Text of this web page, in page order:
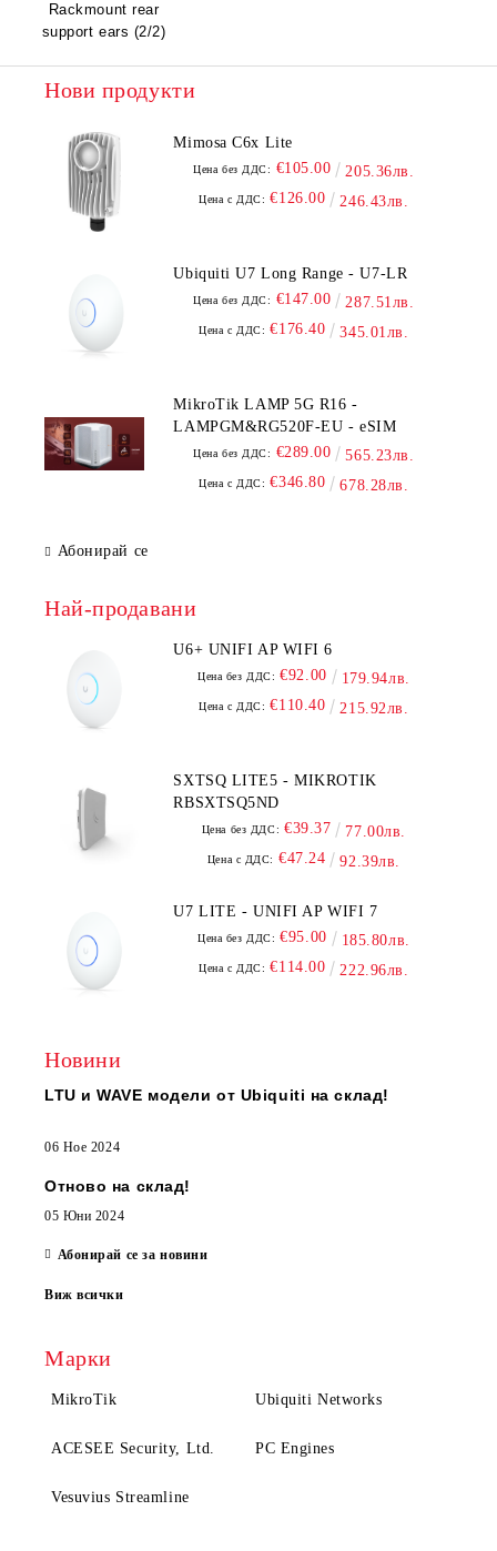
Rackmount rear
support ears (2/2)
Нови продукти
Mimosa C6x Lite
Цена без ДДС: €105.00 205.36лв.
Цена с ДДС: €126.00 246.43лв.
Ubiquiti U7 Long Range - U7-LR
Цена без ДДС: €147.00 287.51лв.
Цена с ДДС: €176.40 345.01лв.
MikroTik LAMP 5G R16 -
LAMPGM&RG520F-EU - eSIM
Цена без ДДС: €289.00 565.23лв.
Цена с ДДС: €346.80 678.28лв.
Абонирай се
Най-продавани
U6+ UNIFI AP WIFI 6
Цена без ДДС: €92.00 179.94лв.
Цена с ДДС: €110.40 215.92лв.
SXTSQ LITE5 - MIKROTIK
RBSXTSQ5ND
Цена без ДДС: €39.37 77.00лв.
Цена с ДДС: €47.24 92.39лв.
U7 LITE - UNIFI AP WIFI 7
Цена без ДДС: €95.00 185.80лв.
Цена с ДДС: €114.00 222.96лв.
Новини
LTU и WAVE модели от Ubiquiti на склад!
06 Ное 2024
Отново на склад!
05 Юни 2024
Абонирай се за новини
Виж всички
Марки
MikroTik Ubiquiti Networks
ACESEE Security, Ltd. PC Engines
Vesuvius Streamline